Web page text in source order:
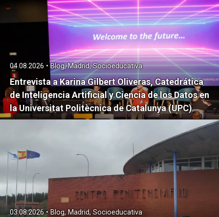
Entrevista a Karina Gilbert Oliveras, Catedrática
de Inteligencia Artificial y Ciencia de los Datos en
la Universitat Politècnica de Catalunya (UPC)
04.08.2026 • Blog, Madrid, Socioeducativa
03.08.2026 • Blog, Madrid, Socioeducativa